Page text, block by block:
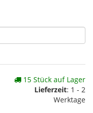
15 Stück auf Lager
Lieferzeit: 1 - 2
Werktage